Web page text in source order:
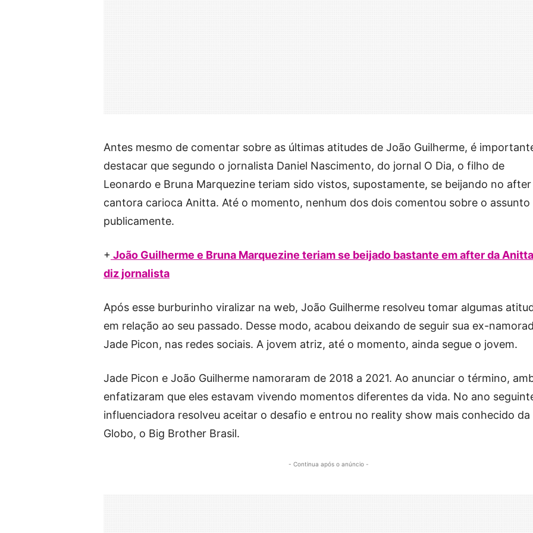
Antes mesmo de comentar sobre as últimas atitudes de João Guilherme, é
destacar que segundo o jornalista Daniel Nascimento, do jornal O Dia, o filho de
Leonardo e Bruna Marquezine teriam sido vistos, supostamente, se beijando no after
cantora carioca Anitta. Até o momento, nenhum dos dois comentou sobre o assunto
publicamente.
+ João Guilherme e Bruna Marquezine teriam se beijado bastante em after da
diz jornalista
Após esse burburinho viralizar na web, João Guilherme resolveu tomar algumas
em relação ao seu passado. Desse modo, acabou deixando de seguir sua ex-
Jade Picon, nas redes sociais. A jovem atriz, até o momento, ainda segue o jovem.
Jade Picon e João Guilherme namoraram de 2018 a 2021. Ao anunciar o término,
enfatizaram que eles estavam vivendo momentos diferentes da vida. No ano
influenciadora resolveu aceitar o desafio e entrou no reality show mais conhecido da
Globo, o Big Brother Brasil.
- Continua após o anúncio -